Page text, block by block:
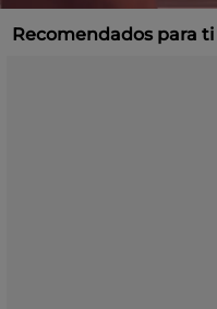
Recomendados para ti